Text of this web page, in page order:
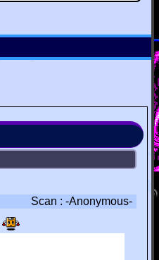
Scan : -Anonymous-